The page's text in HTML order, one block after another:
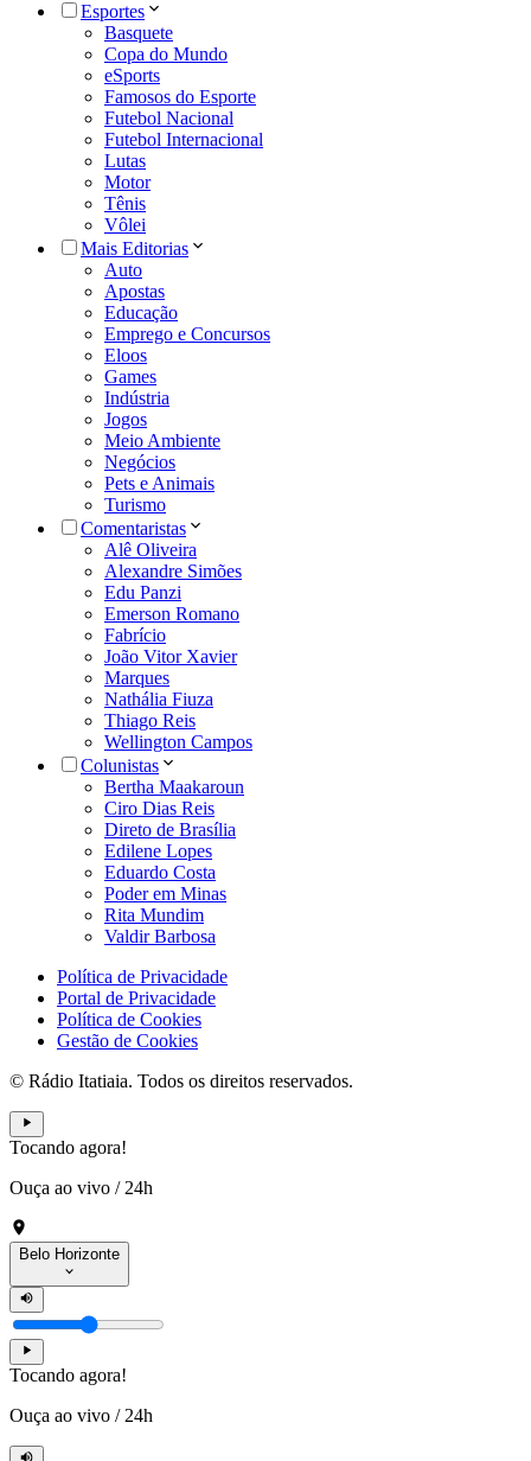
Esportes
Basquete
Copa do Mundo
eSports
Famosos do Esporte
Futebol Nacional
Futebol Internacional
Lutas
Motor
Tênis
Vôlei
Mais Editorias
Auto
Apostas
Educação
Emprego e Concursos
Eloos
Games
Indústria
Jogos
Meio Ambiente
Negócios
Pets e Animais
Turismo
Comentaristas
Alê Oliveira
Alexandre Simões
Edu Panzi
Emerson Romano
Fabrício
João Vitor Xavier
Marques
Nathália Fiuza
Thiago Reis
Wellington Campos
Colunistas
Bertha Maakaroun
Ciro Dias Reis
Direto de Brasília
Edilene Lopes
Eduardo Costa
Poder em Minas
Rita Mundim
Valdir Barbosa
Política de Privacidade
Portal de Privacidade
Política de Cookies
Gestão de Cookies
© Rádio Itatiaia. Todos os direitos reservados.
Tocando agora!
Ouça ao vivo / 24h
Belo Horizonte
Tocando agora!
Ouça ao vivo / 24h